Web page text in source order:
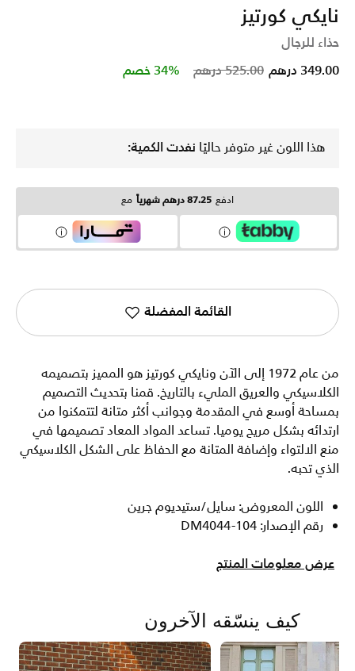
نايكي كورتيز
حذاء للرجال
Price reduced from
525.00 درهم to 349.00 درهم 34% خصم
هذا اللون غير متوفر حاليًا نفدت الكمية:
ادفع 87.25 درهم شهرياً مع
القائمة المفضلة
من عام 1972 إلى الآن ونايكي كورتيز هو المميز بتصميمه
الكلاسيكي والعريق المليء بالتاريخ. قمنا بتحديث التصميم
بمساحة أوسع في المقدمة وجوانب أكثر متانة لتتمكنوا من
ارتدائه بشكل مريح يوميا. تساعد المواد المعاد تصميمها في
منع الالتواء وإضافة المتانة مع الحفاظ على الشكل الكلاسيكي
الذي تحبه.
اللون المعروض: سايل/ستيديوم جرين
رقم الإصدار: DM4044-104
عرض معلومات المنتج